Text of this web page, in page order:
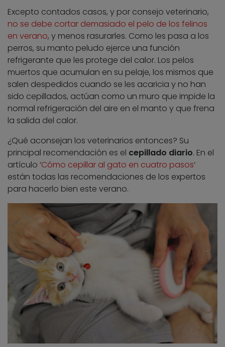
Excepto contados casos, y por consejo veterinario,
no se debe cortar demasiado el pelo de los felinos
en verano, y menos rasurarles. Como les pasa a los
perros, su manto peludo ejerce una función
refrigerante que les protege del calor. Los pelos
muertos que acumulan en su pelaje, los mismos que
salen despedidos cuando se les acaricia y no han
sido cepillados, actúan como un muro que impide la
normal refrigeración del aire en el manto y que frena
la salida del calor.
¿Qué aconsejan los veterinarios entonces? Su
principal recomendación es el cepillado diario. En el
artículo ‘Cómo cepillar al gato en cuatro pasos‘
están todas las recomendaciones de los expertos
para hacerlo bien este verano.